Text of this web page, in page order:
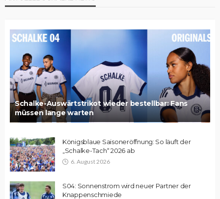
Schalke-Auswärtstrikot wieder bestellbar: Fans
müssen lange warten
Königsblaue Saisoneröffnung: So läuft der
„Schalke-Tach“ 2026 ab
6. August 2026
S04: Sonnenstrom wird neuer Partner der
Knappenschmiede